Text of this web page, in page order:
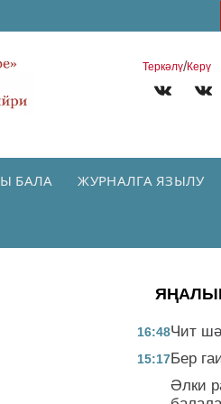
Теркəлү/Керү
БАЛА ЖУРНАЛГА ЯЗЫЛУ
16:48Чит
15:17Бер
Әлки